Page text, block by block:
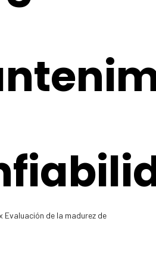
Evaluación de la madurez de